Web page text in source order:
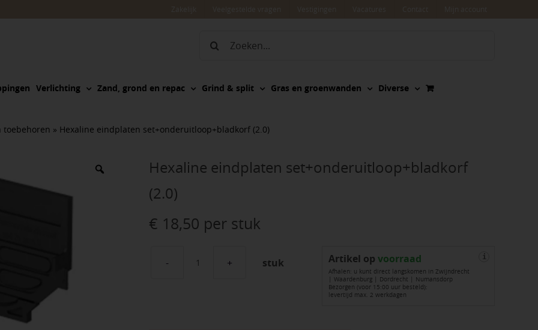
Zoeken
Verlichting Zand, grond en repac Grind & split Gras en groenwanden Diverse
toebehoren » Hexaline eindplaten set+onderuitloop+bladkorf (2.0)
Hexaline eindplaten set+onderuitloop+bladkorf
(2.0)
€ 18,50 per stuk
Hexaline
stuk Artikel op voorraad
Afhalen: u kunt direct langskomen in Zwijndrecht
| Waardenburg | Dordrecht | Numansdorp
Bezorgen (voor 15:00 uur besteld):
levertijd max. 2 werkdagen
i